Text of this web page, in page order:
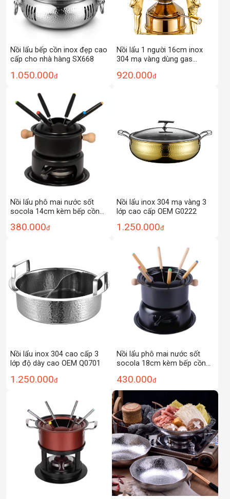
Nồi lẩu bếp cồn inox đẹp cao
cấp cho nhà hàng SX668
1.050.000đ
Nồi lẩu 1 người 16cm inox
304 mạ vàng dùng gas
920.000đ
Nồi lẩu phô mai nước sốt
socola 14cm kèm bếp cồn
380.000đ
Nồi lẩu inox 304 mạ vàng 3
lớp cao cấp OEM G0222
1.250.000đ
Nồi lẩu inox 304 cao cấp 3
lớp độ dày cao OEM Q0701
1.250.000đ
Nồi lẩu phô mai nước sốt
socola 18cm kèm bếp cồn
430.000đ